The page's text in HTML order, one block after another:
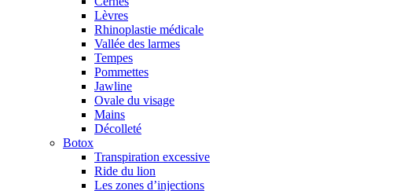
Lèvres
Rhinoplastie médicale
Vallée des larmes
Tempes
Pommettes
Jawline
Ovale du visage
Mains
Décolleté
Botox
Transpiration excessive
Ride du lion
Les zones d’injections